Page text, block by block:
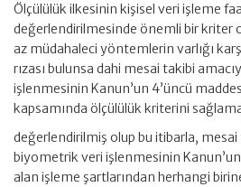
Ölçülülük ilkesinin kişisel veri işleme
değerlendirilmesinde önemli bir kriter
az müdahaleci yöntemlerin varlığı
rızası bulunsa dahi mesai takibi
işlenmesinin Kanun’un 4’üncü
kapsamında ölçülülük kriterini
değerlendirilmiş olup bu itibarla, mesai
biyometrik veri işlenmesinin
alan işleme şartlarından herhangi